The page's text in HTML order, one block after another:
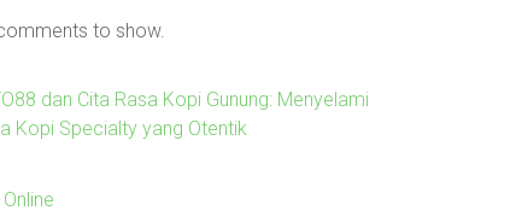
to show.
dan Cita Rasa Kopi Gunung: Menyelami
Kopi Specialty yang Otentik